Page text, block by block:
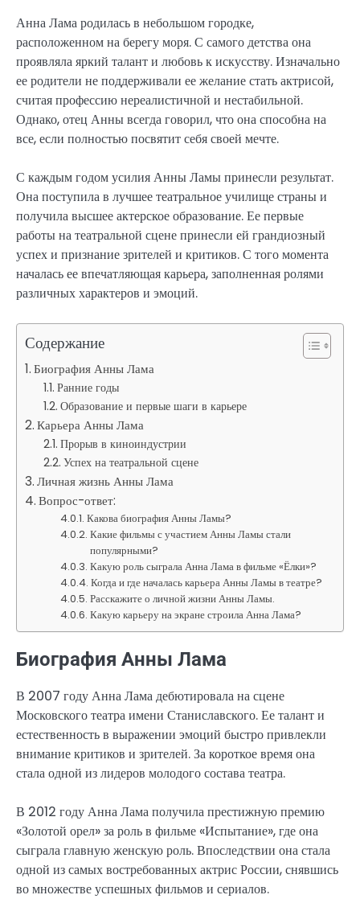
Анна Лама родилась в небольшом городке,
расположенном на берегу моря. С самого детства она
проявляла яркий талант и любовь к искусству. Изначально
ее родители не поддерживали ее желание стать актрисой,
считая профессию нереалистичной и нестабильной.
Однако, отец Анны всегда говорил, что она способна на
все, если полностью посвятит себя своей мечте.
С каждым годом усилия Анны Ламы принесли результат.
Она поступила в лучшее театральное училище страны и
получила высшее актерское образование. Ее первые
работы на театральной сцене принесли ей грандиозный
успех и признание зрителей и критиков. С того момента
началась ее впечатляющая карьера, заполненная ролями
различных характеров и эмоций.
Содержание
Биография Анны Лама
Ранние годы
Образование и первые шаги в карьере
Карьера Анны Лама
Прорыв в киноиндустрии
Успех на театральной сцене
Личная жизнь Анны Лама
Вопрос-ответ:
Какова биография Анны Ламы?
Какие фильмы с участием Анны Ламы стали
популярными?
Какую роль сыграла Анна Лама в фильме «Ёлки»?
Когда и где началась карьера Анны Ламы в театре?
Расскажите о личной жизни Анны Ламы.
Какую карьеру на экране строила Анна Лама?
Биография Анны Лама
В 2007 году Анна Лама дебютировала на сцене
Московского театра имени Станиславского. Ее талант и
естественность в выражении эмоций быстро привлекли
внимание критиков и зрителей. За короткое время она
стала одной из лидеров молодого состава театра.
В 2012 году Анна Лама получила престижную премию
«Золотой орел» за роль в фильме «Испытание», где она
сыграла главную женскую роль. Впоследствии она стала
одной из самых востребованных актрис России, снявшись
во множестве успешных фильмов и сериалов.